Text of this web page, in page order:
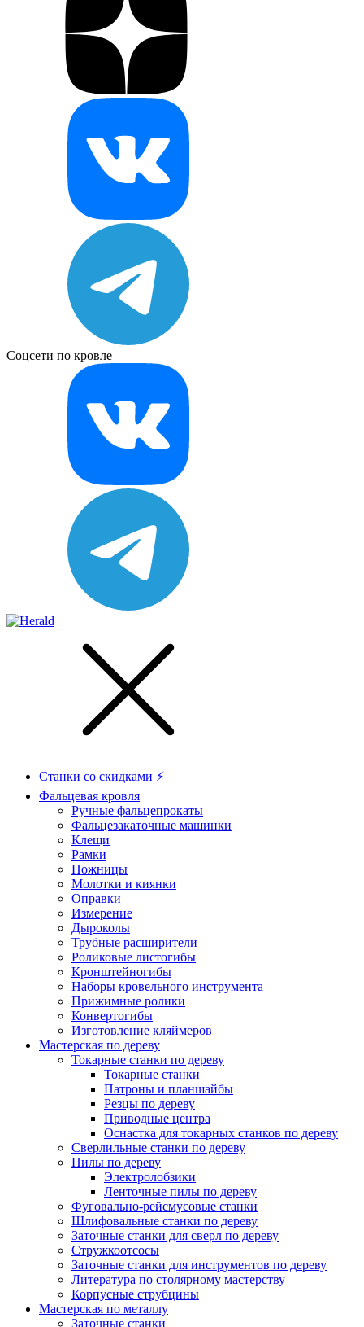
Соцсети по кровле
Станки со скидками ⚡
Фальцевая кровля
Ручные фальцепрокаты
Фальцезакаточные машинки
Клещи
Рамки
Ножницы
Молотки и киянки
Оправки
Измерение
Дыроколы
Трубные расширители
Роликовые листогибы
Кронштейногибы
Наборы кровельного инструмента
Прижимные ролики
Конвертогибы
Изготовление кляймеров
Мастерская по дереву
Токарные станки по дереву
Токарные станки
Патроны и планшайбы
Резцы по дереву
Приводные центра
Оснастка для токарных станков по дереву
Сверлильные станки по дереву
Пилы по дереву
Электролобзики
Ленточные пилы по дереву
Фуговально-рейсмусовые станки
Шлифовальные станки по дереву
Заточные станки для сверл по дереву
Стружкоотсосы
Заточные станки для инструментов по дереву
Литература по столярному мастерству
Корпусные струбцины
Мастерская по металлу
Заточные станки